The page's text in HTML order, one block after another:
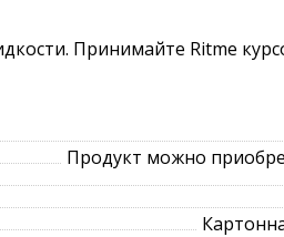
Принимайте Ritme
Продукт можно